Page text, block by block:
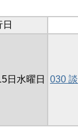
日水曜日 030